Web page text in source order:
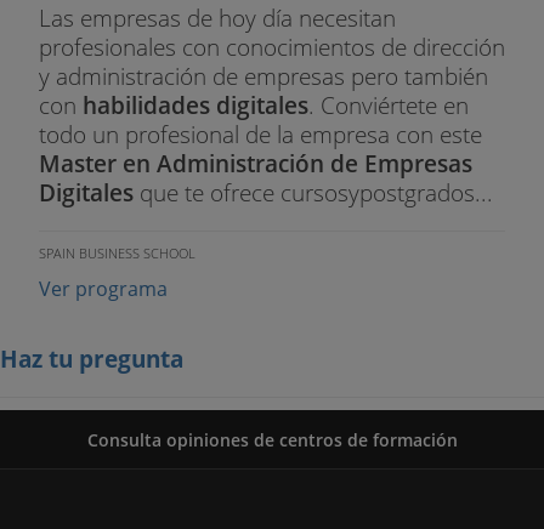
Las empresas de hoy día necesitan
profesionales con conocimientos de dirección
y administración de empresas pero también
con habilidades digitales. Conviértete en
todo un profesional de la empresa con este
Master en Administración de Empresas
Digitales que te ofrece cursosypostgrados...
SPAIN BUSINESS SCHOOL
Ver programa
Haz tu pregunta
Consulta opiniones de centros de formación